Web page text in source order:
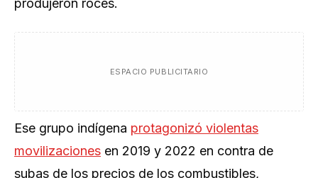
produjeron roces.
ESPACIO PUBLICITARIO
Ese grupo indígena protagonizó violentas
movilizaciones en 2019 y 2022 en contra de
subas de los precios de los combustibles,